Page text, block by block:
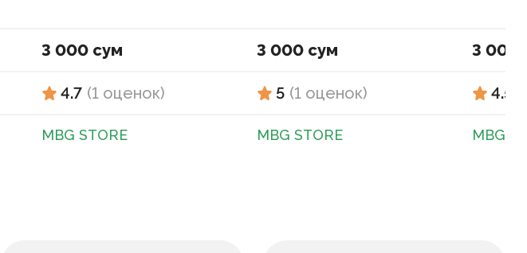
3 000 сум
4.7 (1 оценок)
MBG STORE
3 000 сум
5 (1 оценок)
MBG STORE
3 000
4.5
MBG